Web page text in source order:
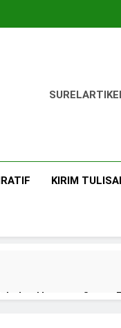
SUREL
KIRIM
dan Harapan Orang